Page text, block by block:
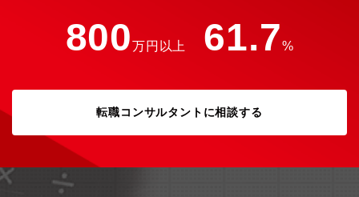
800万円以上 61.7%
転職コンサルタントに相談する